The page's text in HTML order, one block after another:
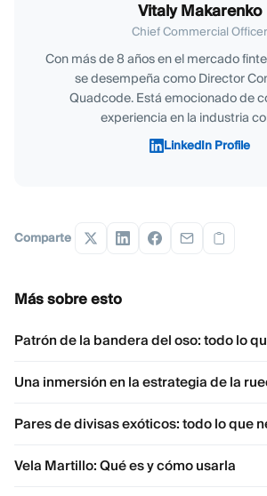
Vitaly Makarenko
Chief Commercial Officer
Con más de 8 años en el mercado
se desempeña como Director
Quadcode. Está emocionado de
experiencia en la industria
LinkedIn Profile
Comparte
Más sobre esto
Patrón de la bandera del oso: todo lo
Una inmersión en la estrategia de la
Pares de divisas exóticos: todo lo que
Vela Martillo: Qué es y cómo usarla